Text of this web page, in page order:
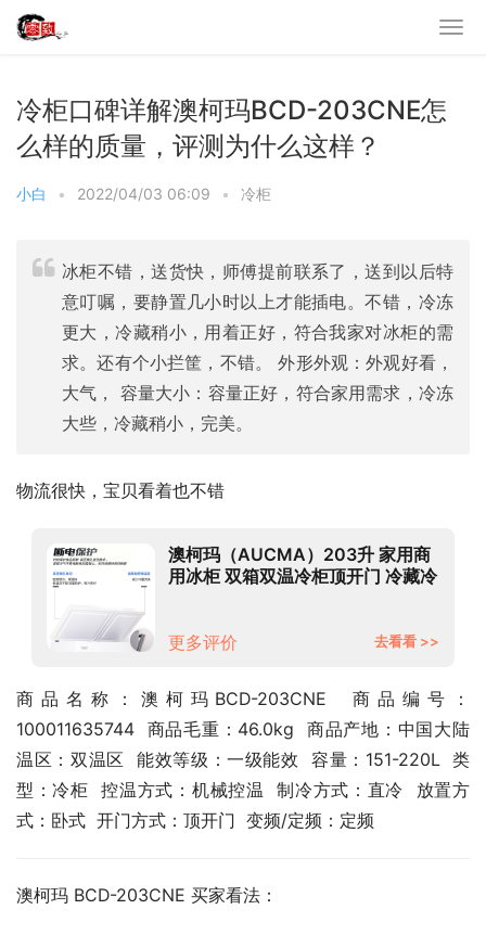
冷柜口碑详解澳柯玛BCD-203CNE怎
么样的质量，评测为什么这样？
小白 • 2022/04/03 06:09 • 冷柜
冰柜不错，送货快，师傅提前联系了，送到以后特
意叮嘱，要静置几小时以上才能插电。不错，冷冻
更大，冷藏稍小，用着正好，符合我家对冰柜的需
求。还有个小拦筐，不错。 外形外观：外观好看，
大气， 容量大小：容量正好，符合家用需求，冷冻
大些，冷藏稍小，完美。
物流很快，宝贝看着也不错
澳柯玛（AUCMA）203升 家用商
用冰柜 双箱双温冷柜顶开门 冷藏冷
更多评价 去看看 >>
商品名称：澳柯玛BCD-203CNE  商品编号：
100011635744  商品毛重：46.0kg  商品产地：中国大陆
温区：双温区  能效等级：一级能效  容量：151-220L  类
型：冷柜  控温方式：机械控温  制冷方式：直冷  放置方
式：卧式  开门方式：顶开门  变频/定频：定频
澳柯玛 BCD-203CNE 买家看法：